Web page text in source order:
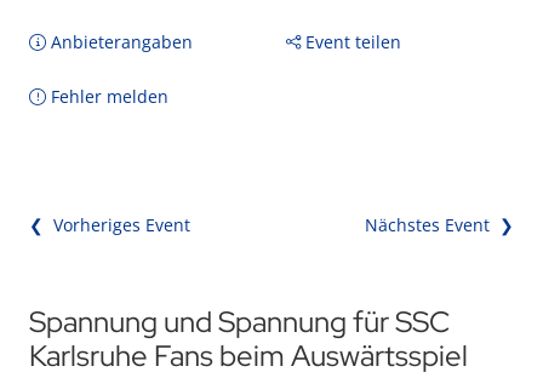
Anbieterangaben Event teilen
Fehler melden
❮ Vorheriges Event Nächstes Event ❯
Spannung und Spannung für SSC
Karlsruhe Fans beim Auswärtsspiel